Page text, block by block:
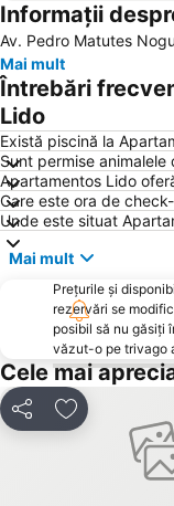
Informații
Av. Pedro Matutes
Mai mult
Întrebări
Lido
Există piscină la
Sunt permise
Apartamentos Lido
Care este ora de
Unde este situat
Mai mult
Prețurile și
rezervări se
posibil să nu găsiți
văzut-o pe trivago
Cele mai
DistribuițiAdăugaţi la